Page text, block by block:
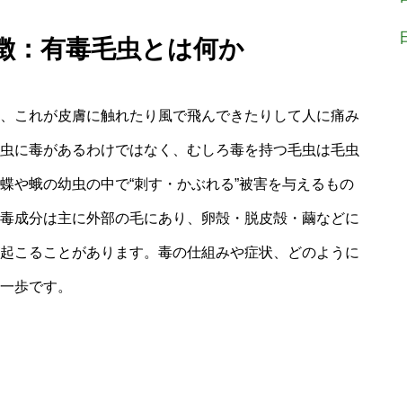
：有毒毛虫とは何か
これが皮膚に触れたり風で飛んできたりして人に痛み
に毒があるわけではなく、むしろ毒を持つ毛虫は毛虫
や蛾の幼虫の中で“刺す・かぶれる”被害を与えるもの
成分は主に外部の毛にあり、卵殻・脱皮殻・繭などに
こることがあります。毒の仕組みや症状、どのように
歩です。